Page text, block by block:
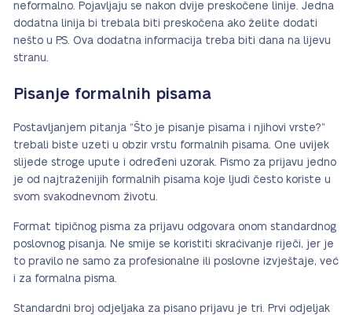
neformalno. Pojavljaju se nakon dvije preskočene linije. Jedna
dodatna linija bi trebala biti preskočena ako želite dodati
nešto u P.S. Ova dodatna informacija treba biti dana na lijevu
stranu.
Pisanje formalnih pisama
Postavljanjem pitanja “Što je pisanje pisama i njihovi vrste?”
trebali biste uzeti u obzir vrstu formalnih pisama. One uvijek
slijede stroge upute i određeni uzorak. Pismo za prijavu jedno
je od najtraženijih formalnih pisama koje ljudi često koriste u
svom svakodnevnom životu.
Format tipičnog pisma za prijavu odgovara onom standardnog
poslovnog pisanja. Ne smije se koristiti skraćivanje riječi, jer je
to pravilo ne samo za profesionalne ili poslovne izvještaje, već
i za formalna pisma.
Standardni broj odjeljaka za pisano prijavu je tri. Prvi odjeljak